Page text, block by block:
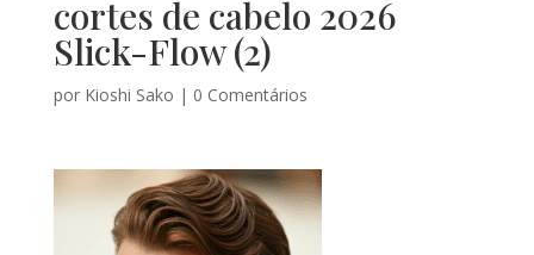
cortes de cabelo 2026
Slick-Flow (2)
por Kioshi Sako | 0 Comentários